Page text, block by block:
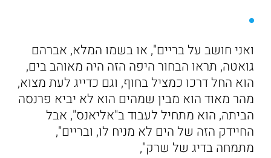
ואני חושב על בריים", או בשמו המלא, אברהם
גואטה, תראו הבחור היפה הזה היה מאוהב בים,
הוא החל דרכו כמציל בחוף, וגם כדייג לעת מצוא,
מהר מאוד הוא מבין שמהים הוא לא יביא פרנסה
הביתה, הוא מתחיל לעבוד ב"אליאנס", אבל
החיידק הזה של הים לא מניח לו, ובריים",
מתמחה בדיג של שרק",